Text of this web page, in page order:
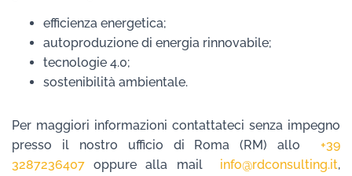
efficienza energetica;
autoproduzione di energia rinnovabile;
tecnologie 4.0;
sostenibilità ambientale.
Per maggiori informazioni contattateci senza impegno
presso il nostro ufficio di Roma (RM) allo +39
3287236407 oppure alla mail info@rdconsulting.it,